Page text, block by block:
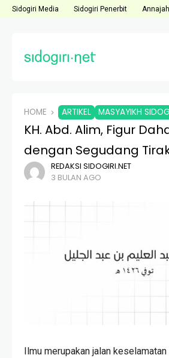
Sidogiri Media Sidogiri Penerbit
HOME ARTIKEL MASYAYIKH
KH. Abd. Alim, Figur
dengan Segudang
REDAKSI SIDOGIRI.NET
3 BULAN AGO
Ilmu merupakan jalan